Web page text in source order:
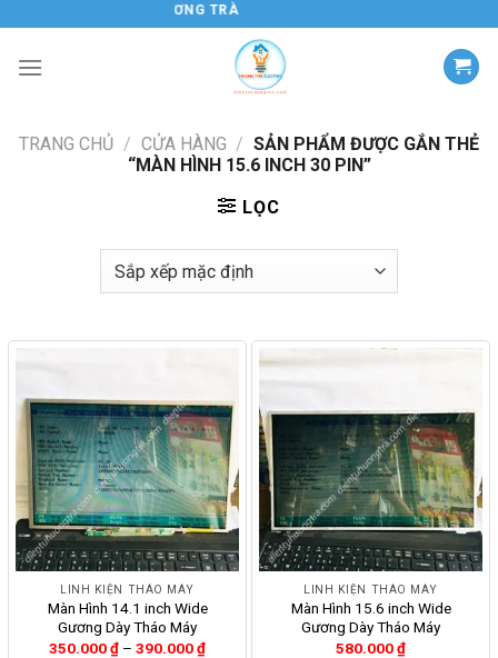
nội
ĐIỆN TỬ HƯƠNG TRÀ
TRANG CHỦ / CỬA HÀNG / SẢN PHẨM ĐƯỢC GẮN THẺ
“MÀN HÌNH 15.6 INCH 30 PIN”
LỌC
LINH KIỆN THÁO MÁY
Màn Hình 14.1 inch Wide
Gương Dày Tháo Máy
350.000₫ – 390.000₫Khoảng
LINH KIỆN THÁO MÁY
Màn Hình 15.6 inch Wide
Gương Dày Tháo Máy
580.000₫